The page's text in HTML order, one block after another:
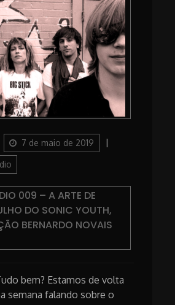
Posted
on
7 de maio de 2019
009 – A ARTE DE
DO SONIC YOUTH,
BERNARDO NOVAIS
bem? Estamos de volta
semana falando sobre o